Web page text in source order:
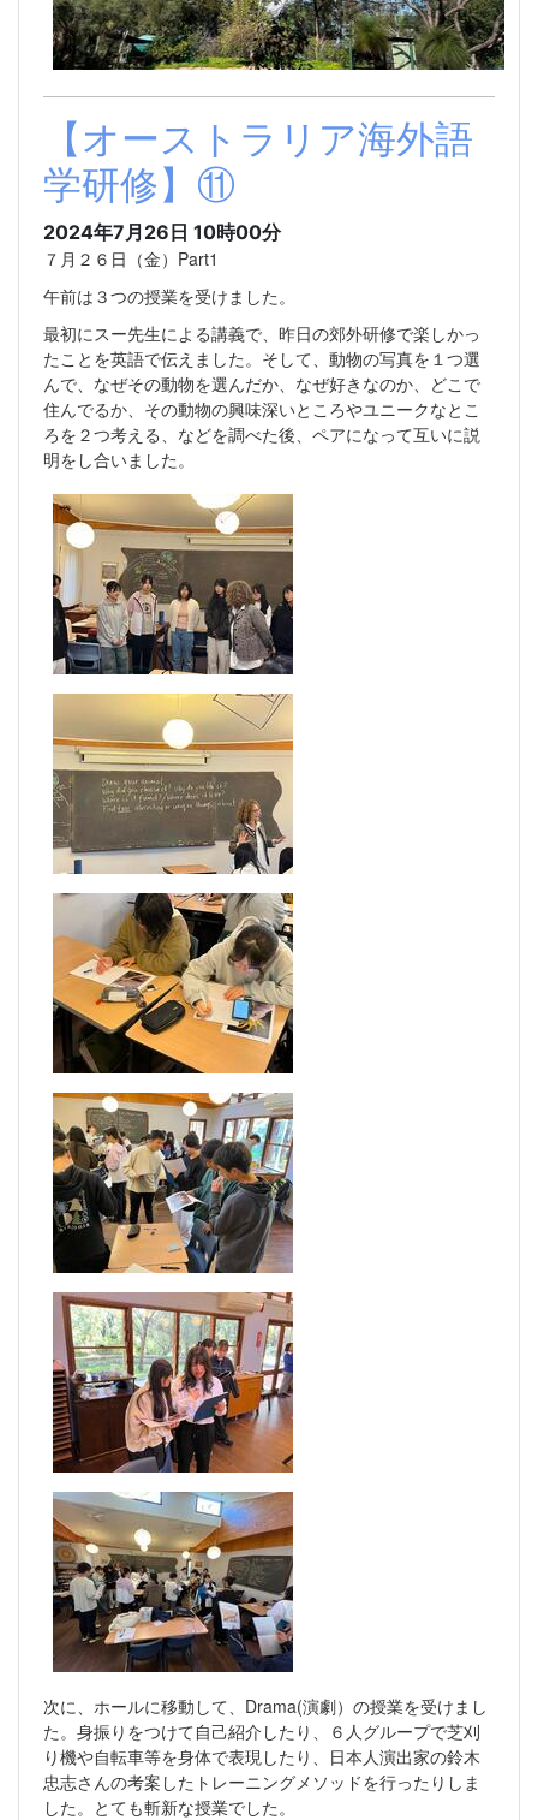
【オーストラリア海外語
学研修】⑪
2024年7月26日 10時00分
７月２６日（金）Part1
午前は３つの授業を受けました。
最初にスー先生による講義で、昨日の郊外研修で楽しかっ
たことを英語で伝えました。そして、動物の写真を１つ選
んで、なぜその動物を選んだか、なぜ好きなのか、どこで
住んでるか、その動物の興味深いところやユニークなとこ
ろを２つ考える、などを調べた後、ペアになって互いに説
明をし合いました。
次に、ホールに移動して、Drama(演劇）の授業を受けまし
た。身振りをつけて自己紹介したり、６人グループで芝刈
り機や自転車等を身体で表現したり、日本人演出家の鈴木
忠志さんの考案したトレーニングメソッドを行ったりしま
した。とても斬新な授業でした。